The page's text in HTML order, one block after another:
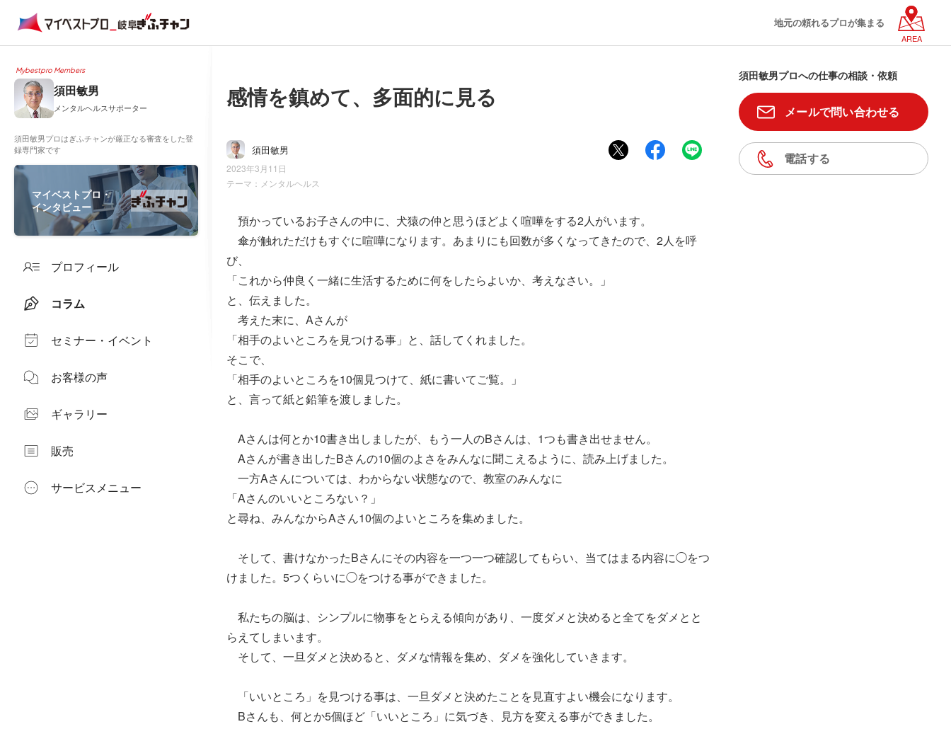
地元の頼れるプロが集まる
AREA
Mybestpro Members
須田敏男
メンタルヘルスサポーター
須田敏男プロはぎふチャンが厳正なる審査をした登
録専門家です
マイベストプロ・
インタビュー
プロフィール
コラム
セミナー・イベント
お客様の声
ギャラリー
販売
サービスメニュー
感情を鎮めて、多面的に見る
須田敏男
2023年3月11日
テーマ： メンタルヘルス
預かっているお子さんの中に、犬猿の仲と思うほどよく喧嘩をする2人がいます。
傘が触れただけもすぐに喧嘩になります。あまりにも回数が多くなってきたので、2人を呼
び、
「これから仲良く一緒に生活するために何をしたらよいか、考えなさい。」
と、伝えました。
考えた末に、Aさんが
「相手のよいところを見つける事」と、話してくれました。
そこで、
「相手のよいところを10個見つけて、紙に書いてご覧。」
と、言って紙と鉛筆を渡しました。
Aさんは何とか10書き出しましたが、もう一人のBさんは、1つも書き出せません。
Aさんが書き出したBさんの10個のよさをみんなに聞こえるように、読み上げました。
一方Aさんについては、わからない状態なので、教室のみんなに
「Aさんのいいところない？」
と尋ね、みんなからAさん10個のよいところを集めました。
そして、書けなかったBさんにその内容を一つ一つ確認してもらい、当てはまる内容に◯をつ
けました。5つくらいに◯をつける事ができました。
私たちの脳は、シンプルに物事をとらえる傾向があり、一度ダメと決めると全てをダメとと
らえてしまいます。
そして、一旦ダメと決めると、ダメな情報を集め、ダメを強化していきます。
「いいところ」を見つける事は、一旦ダメと決めたことを見直すよい機会になります。
Bさんも、何とか5個ほど「いいところ」に気づき、見方を変える事ができました。
須田敏男プロへの仕事の相談・依頼
メールで問い合わせる
電話する